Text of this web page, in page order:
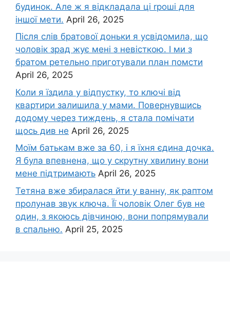
будинок. Але ж я відкладала ці rроші для
іншої мети. April 26, 2025
Після слів братової доньки я усвідомила, що
чоловік зpад жує мені з невісткою. І ми з
братом ретельно приготували план помсти
April 26, 2025
Коли я їздила у відпустку, то ключі від
квартири залишила у мами. Повернувшись
додому через тиждень, я стала помічати
щось див не April 26, 2025
Моїм батькам вже за 60, і я їхня єдина дочка.
Я була впевнена, що у скрутну хвилину вони
мене підтримають April 26, 2025
Тетяна вже збиралася йти у ванну, як раптом
пролунав звук ключа. Її чоловік Олег був не
один, з якоюсь дівчиною, вони попрямували
в спальню. April 25, 2025